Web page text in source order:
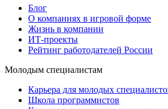
Блог
О компаниях в игровой форме
Жизнь в компании
ИТ-проекты
Рейтинг работодателей России
Молодым специалистам
Карьера для молодых
Школа программистов